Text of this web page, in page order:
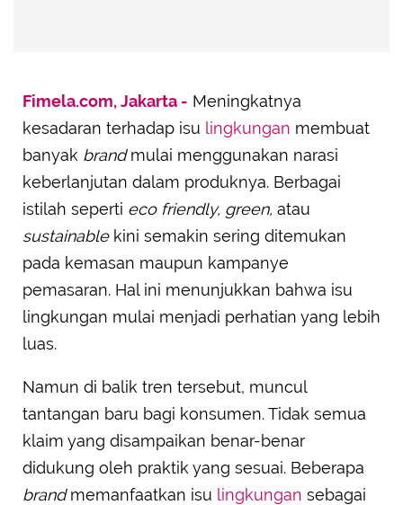
Fimela.com, Jakarta - Meningkatnya
kesadaran terhadap isu lingkungan membuat
banyak brandmulai menggunakan narasi
keberlanjutan dalam produknya. Berbagai
istilah seperti eco friendly, green, atau
sustainablekini semakin sering ditemukan
pada kemasan maupun kampanye
pemasaran. Hal ini menunjukkan bahwa isu
lingkungan mulai menjadi perhatian yang lebih
luas.
Namun di balik tren tersebut, muncul
tantangan baru bagi konsumen. Tidak semua
klaim yang disampaikan benar-benar
didukung oleh praktik yang sesuai. Beberapa
brandmemanfaatkan isu lingkungan sebagai